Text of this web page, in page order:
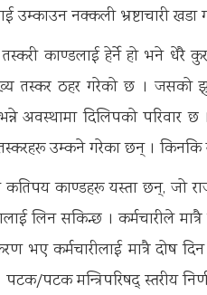
उम्काउन नक्कली भ्रष्टाचारी
काण्डलाई हेर्ने हो भने धेरै
तस्कर ठहर गरेको छ । जसको
अवस्थामा दिलिपको परिवार छ
उम्कने गरेका छन् ।
कतिपय काण्डहरू यस्ता छन्, जो
लिन सकिन्छ । कर्मचारीले
भए कर्मचारीलाई मात्रै दोष
पटक/पटक मन्त्रिपरिषद् स्तरीय